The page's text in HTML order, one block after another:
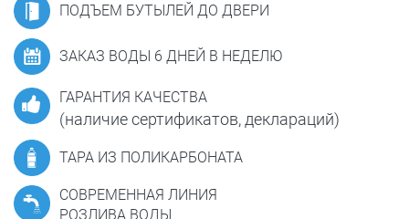
ПОДЪЕМ БУТЫЛЕЙ ДО ДВЕРИ
ЗАКАЗ ВОДЫ 6 ДНЕЙ В НЕДЕЛЮ
ГАРАНТИЯ КАЧЕСТВА
(наличие сертификатов, деклараций)
ТАРА ИЗ ПОЛИКАРБОНАТА
СОВРЕМЕННАЯ ЛИНИЯ
РОЗЛИВА ВОДЫ